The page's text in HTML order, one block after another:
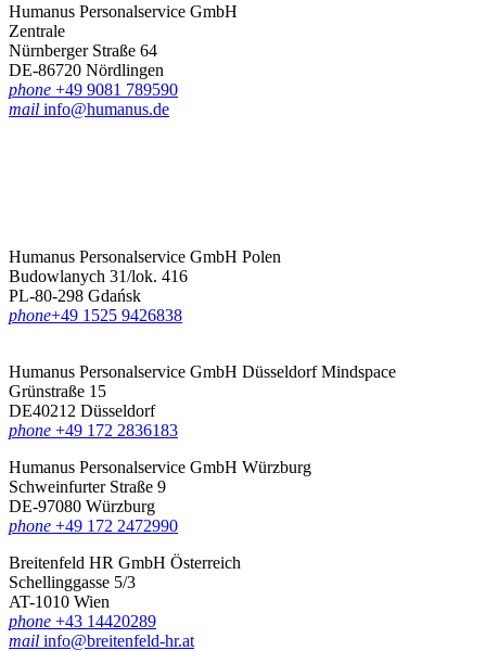
Humanus Personalservice GmbH
Zentrale
Nürnberger Straße 64
DE-86720 Nördlingen
phone +49 9081 789590
mail info@humanus.de
Humanus Personalservice GmbH Polen
Budowlanych 31/lok. 416
PL-80-298 Gdańsk
phone‪+49 1525 9426838‬
Humanus Personalservice GmbH DüsseldorfMindspace
Grünstraße 15
DE40212 Düsseldorf
phone +49 172 2836183‬
Humanus Personalservice GmbH Würzburg
Schweinfurter Straße 9
DE-97080 Würzburg
phone +49 172 2472990
Breitenfeld HR GmbH Österreich
Schellinggasse 5/3
AT-1010 Wien
phone +43 14420289
mail info@breitenfeld-hr.at